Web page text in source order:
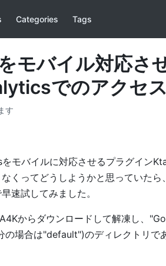
Categories Tags
モバイル対応さ
でのアクセ
す
モバイルに対応させるプラグイン
くってどうしようかと思っていたら、
速試してみました。
からダウンロードして解凍し、
の場合は"default")のディレクト